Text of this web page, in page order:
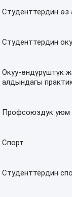
Студенттердин өз
Студенттердин
Окуу-өндүрүштүк
алдындагы
Профсоюздук уюм
Спорт
Студенттердин